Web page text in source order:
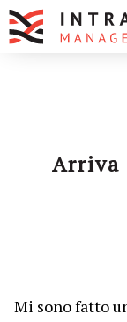
Arriva
Mi sono fatto